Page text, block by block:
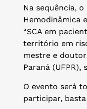
Na sequência,
Hemodinâmica
“SCA em
território em
mestre e doutor
Paraná (UFPR),
O evento será
participar,